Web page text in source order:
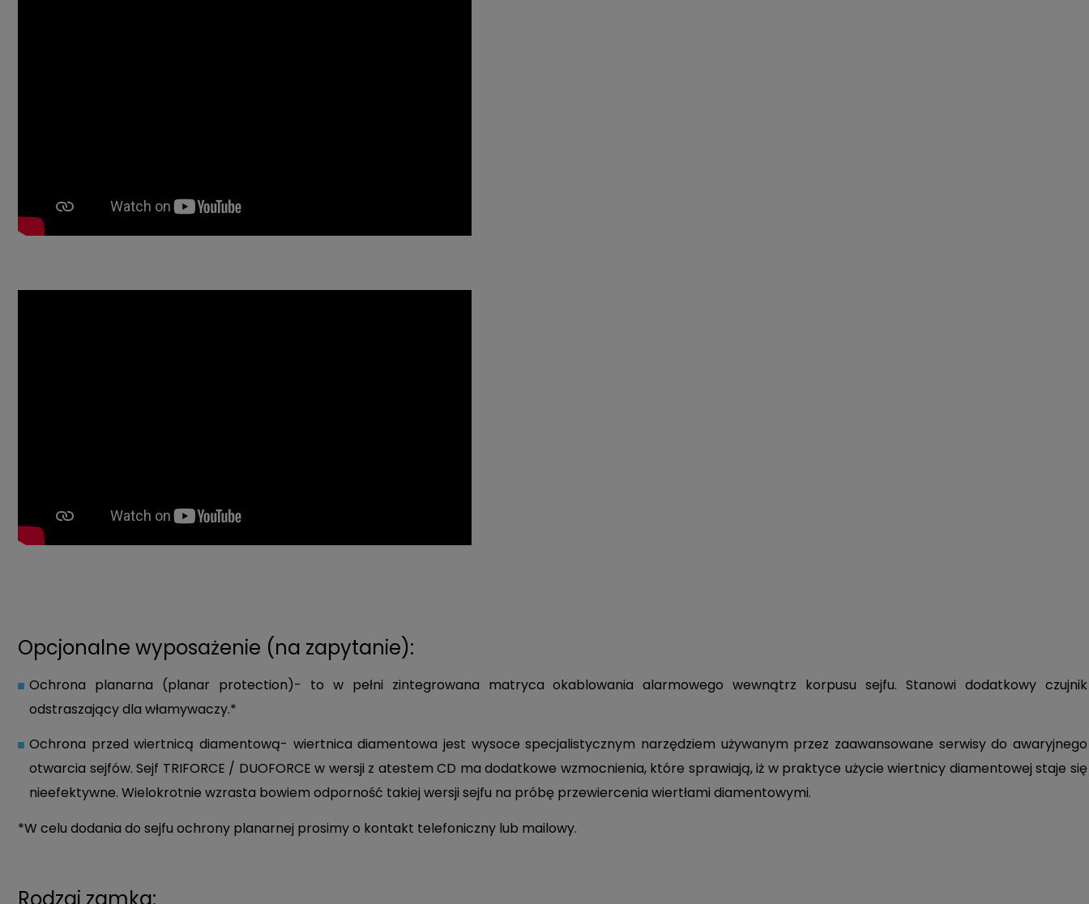
Opcjonalne wyposażenie (na zapytanie):
Ochrona planarna (planar protection)- to w pełni zintegrowana matryca okablowania alarmowego wewnątrz korpusu sejfu. Stanowi dodatkowy czujnik
odstraszający dla włamywaczy.*
Ochrona przed wiertnicą diamentową- wiertnica diamentowa jest wysoce specjalistycznym narzędziem używanym przez zaawansowane serwisy do awaryjnego
otwarcia sejfów. Sejf TRIFORCE / DUOFORCE w wersji z atestem CD ma dodatkowe wzmocnienia, które sprawiają, iż w praktyce użycie wiertnicy diamentowej staje się
nieefektywne. Wielokrotnie wzrasta bowiem odporność takiej wersji sejfu na próbę przewiercenia wiertłami diamentowymi.
*W celu dodania do sejfu ochrony planarnej prosimy o kontakt telefoniczny lub mailowy.
Rodzaj zamka: